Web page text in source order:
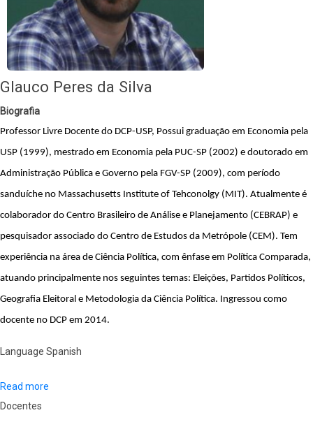
Glauco Peres da Silva
Biografia
Professor Livre Docente do DCP-USP, Possui graduação em Economia pela
USP (1999), mestrado em Economia pela PUC-SP (2002) e doutorado em
Administração Pública e Governo pela FGV-SP (2009), com período
sanduíche no Massachusetts Institute of Tehconolgy (MIT). Atualmente é
colaborador do Centro Brasileiro de Análise e Planejamento (CEBRAP) e
pesquisador associado do Centro de Estudos da Metrópole (CEM). Tem
experiência na área de Ciência Política, com ênfase em Política Comparada,
atuando principalmente nos seguintes temas: Eleições, Partidos Políticos,
Geografia Eleitoral e Metodologia da Ciência Política. Ingressou como
docente no DCP em 2014.
Language Spanish
Read more
Docentes